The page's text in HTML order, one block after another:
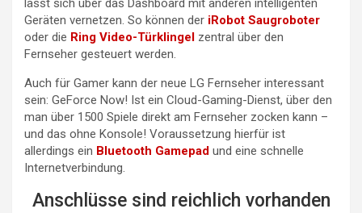
lässt sich über das Dashboard mit anderen intelligenten
Geräten vernetzen. So können der iRobot Saugroboter
oder die Ring Video-Türklingel zentral über den
Fernseher gesteuert werden.
Auch für Gamer kann der neue LG Fernseher interessant
sein: GeForce Now! Ist ein Cloud-Gaming-Dienst, über den
man über 1500 Spiele direkt am Fernseher zocken kann –
und das ohne Konsole! Voraussetzung hierfür ist
allerdings ein Bluetooth Gamepad und eine schnelle
Internetverbindung.
Anschlüsse sind reichlich vorhanden